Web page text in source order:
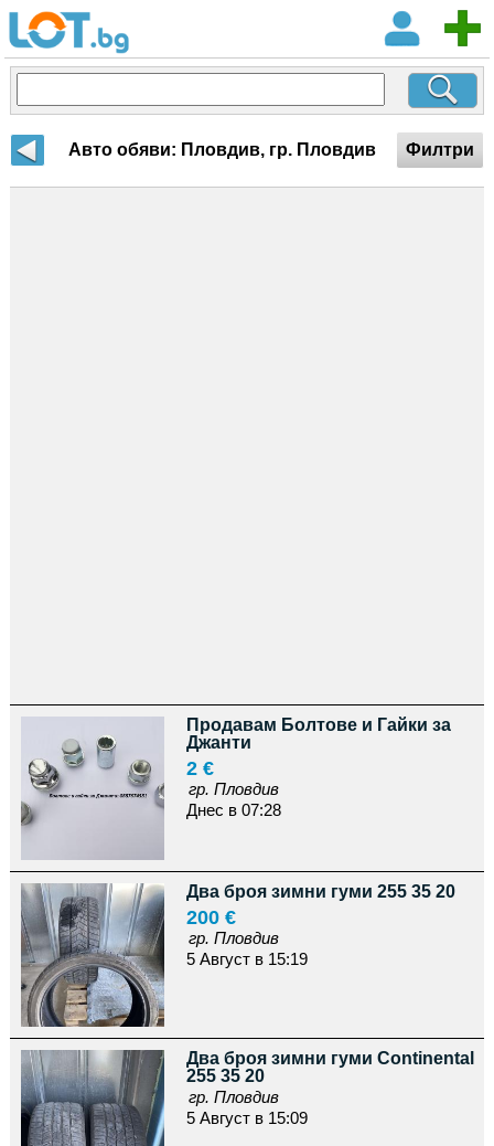
Авто обяви: Пловдив, гр. Пловдив Филтри
Продавам Болтове и Гайки за
Джанти
2 €
гр. Пловдив
Днес в 07:28
Два броя зимни гуми 255 35 20
200 €
гр. Пловдив
5 Август в 15:19
Два броя зимни гуми Continental
255 35 20
гр. Пловдив
5 Август в 15:09